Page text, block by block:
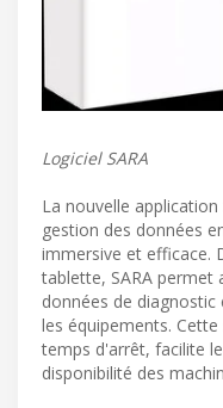
Logiciel SARA
La nouvelle application
gestion des données
immersive et efficace.
tablette, SARA permet
données de
les équipements.
temps d'arrêt, facilite
disponibilité des